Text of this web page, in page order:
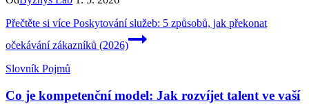
Přečtěte si více Poskytování služeb: 5 způsobů, jak překonat
očekávání zákazníků (2026)
Slovník Pojmů
Co je kompetenční model: Jak rozvíjet talent ve vaší